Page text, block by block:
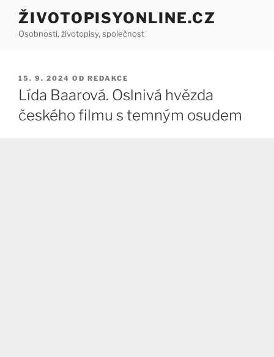
Přejít
obsahu
ŽIVOTOPISYONLINE.CZ
Osobnosti, životopisy, společnost
PUBLIKOVÁNO
15. 9. 2024 OD REDAKCE
Lída Baarová. Oslnivá hvězda
českého filmu s temným osudem